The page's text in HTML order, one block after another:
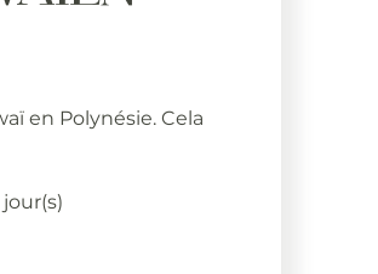
en Polynésie. Cela
jour(s)